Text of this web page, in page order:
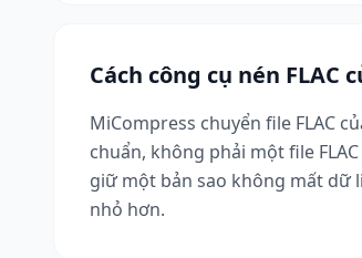
Cách công cụ nén FLAC
MiCompress chuyển file FLAC
chuẩn, không phải một file
giữ một bản sao không mất dữ
nhỏ hơn.